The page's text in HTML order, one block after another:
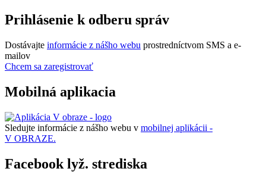
Prihlásenie k odberu správ
Dostávajte informácie z nášho webu prostredníctvom SMS a e-
mailov
Chcem sa zaregistrovať
Mobilná aplikacia
Sledujte informácie z nášho webu v mobilnej aplikácii -
V OBRAZE.
Facebook lyž. strediska